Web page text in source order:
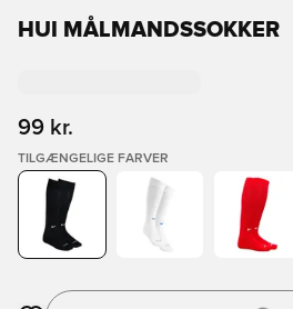
HUI MÅLMANDSSOKKER
99 kr.
TILGÆNGELIGE FARVER